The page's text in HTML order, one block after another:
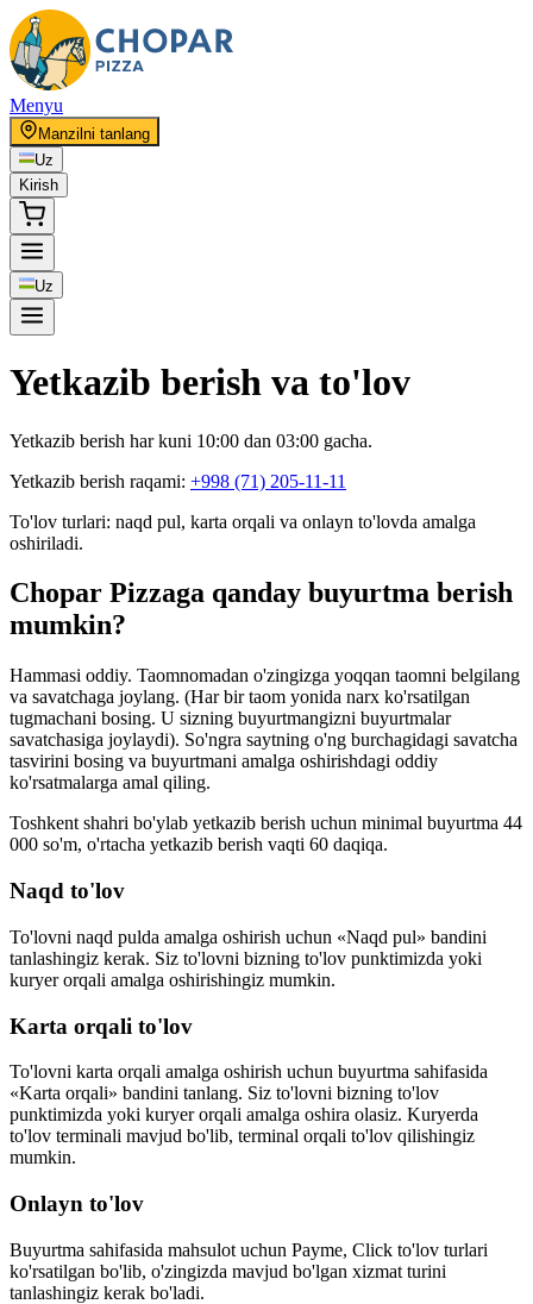
Menyu
Manzilni tanlang
Uz
Kirish
Uz
Yetkazib berish va to'lov
Yetkazib berish har kuni 10:00 dan 03:00 gacha.
Yetkazib berish raqami: +998 (71) 205-11-11
To'lov turlari: naqd pul, karta orqali va onlayn to'lovda amalga
oshiriladi.
Chopar Pizzaga qanday buyurtma berish
mumkin?
Hammasi oddiy. Taomnomadan o'zingizga yoqqan taomni belgilang
va savatchaga joylang. (Har bir taom yonida narx ko'rsatilgan
tugmachani bosing. U sizning buyurtmangizni buyurtmalar
savatchasiga joylaydi). So'ngra saytning o'ng burchagidagi savatcha
tasvirini bosing va buyurtmani amalga oshirishdagi oddiy
ko'rsatmalarga amal qiling.
Toshkent shahri bo'ylab yetkazib berish uchun minimal buyurtma 44
000 so'm, o'rtacha yetkazib berish vaqti 60 daqiqa.
Naqd to'lov
To'lovni naqd pulda amalga oshirish uchun «Naqd pul» bandini
tanlashingiz kerak. Siz to'lovni bizning to'lov punktimizda yoki
kuryer orqali amalga oshirishingiz mumkin.
Karta orqali to'lov
To'lovni karta orqali amalga oshirish uchun buyurtma sahifasida
«Karta orqali» bandini tanlang. Siz to'lovni bizning to'lov
punktimizda yoki kuryer orqali amalga oshira olasiz. Kuryerda
to'lov terminali mavjud bo'lib, terminal orqali to'lov qilishingiz
mumkin.
Onlayn to'lov
Buyurtma sahifasida mahsulot uchun Payme, Click to'lov turlari
ko'rsatilgan bo'lib, o'zingizda mavjud bo'lgan xizmat turini
tanlashingiz kerak bo'ladi.